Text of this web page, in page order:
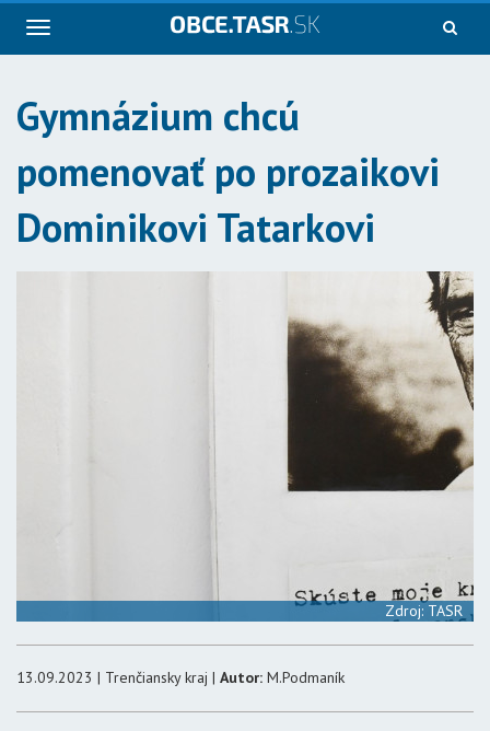
Navigácia
Gymnázium chcú
pomenovať po prozaikovi
Dominikovi Tatarkovi
Zdroj: TASR
13.09.2023 | Trenčiansky kraj | Autor: M.Podmaník